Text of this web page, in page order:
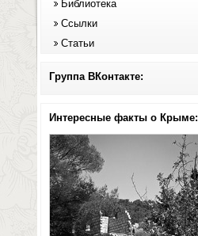
Библиотека
Ссылки
Статьи
Группа ВКонтакте:
Интересные факты о Крыме: